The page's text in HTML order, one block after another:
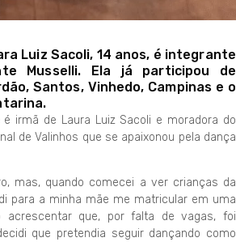
Luiz Sacoli, 14 anos, é integrante
Musselli. Ela já participou de
Santos, Vinhedo, Campinas e o
é irmã de Laura Luiz Sacoli e moradora do
de Valinhos que se apaixonou pela dança
mas, quando comecei a ver crianças da
para a minha mãe me matricular em uma
acrescentar que, por falta de vagas, foi
que pretendia seguir dançando como